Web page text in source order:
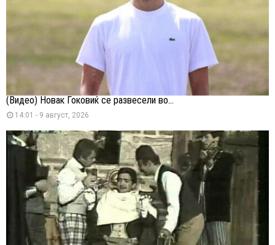
(Видео) Новак Ѓоковиќ се развесели во...
14:01 - 9 август, 2026